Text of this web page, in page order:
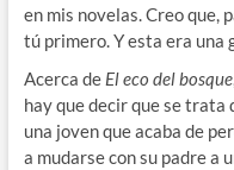
en mis novelas. Creo que,
tú primero. Y esta era una
Acerca de El eco del bosque
hay que decir que se trata
una joven que acaba de
a mudarse con su padre a